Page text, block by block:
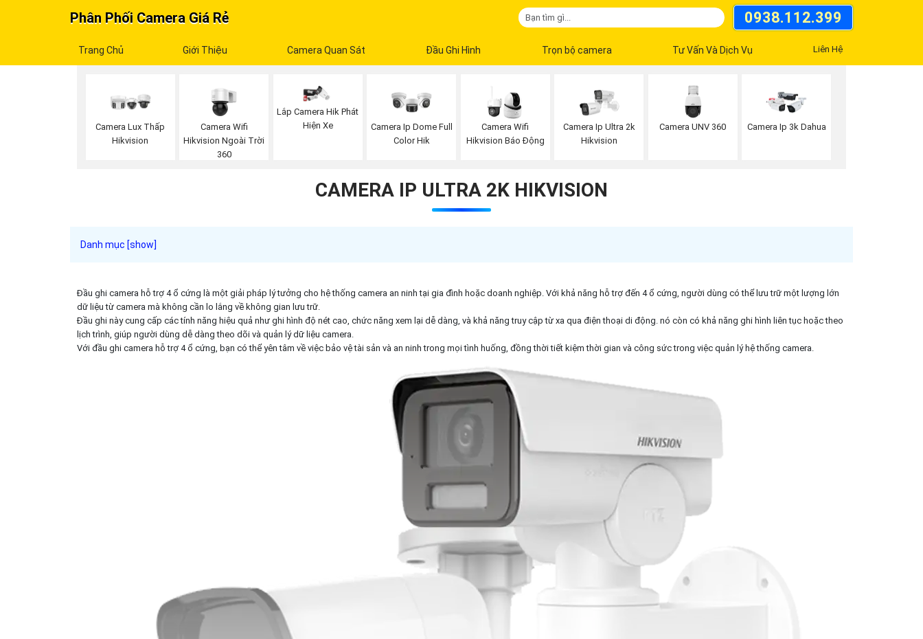
Phân Phối Camera Giá Rẻ 0938.112.399
Trang Chủ Giới Thiệu Camera Quan Sát Đầu Ghi Hình Trọn bộ camera Tư Vấn Và Dịch Vụ Liên Hệ
Camera Lux Thấp
Hikvision
Camera Wifi
Hikvision Ngoài Trời
360
Lắp Camera Hik Phát
Hiện Xe
Camera Ip Dome Full
Color Hik
Camera Wifi
Hikvision Báo Động
Camera Ip Ultra 2k
Hikvision
Camera UNV 360 Camera Ip 3k Dahua
CAMERA IP ULTRA 2K HIKVISION
Đầu ghi camera hỗ trợ 4 ổ cứng là một giải pháp lý tưởng cho hệ thống camera an ninh tại gia đình hoặc doanh nghiệp. Với khả năng hỗ trợ đến 4 ổ cứng, người dùng có thể lưu trữ một lượng lớn
dữ liệu từ camera mà không cần lo lắng về không gian lưu trữ.
Đầu ghi này cung cấp các tính năng hiệu quả như ghi hình độ nét cao, chức năng xem lại dễ dàng, và khả năng truy cập từ xa qua điện thoại di động. nó còn có khả năng ghi hình liên tục hoặc theo
lịch trình, giúp người dùng dễ dàng theo dõi và quản lý dữ liệu camera.
Với đầu ghi camera hỗ trợ 4 ổ cứng, bạn có thể yên tâm về việc bảo vệ tài sản và an ninh trong mọi tình huống, đồng thời tiết kiệm thời gian và công sức trong việc quản lý hệ thống camera.